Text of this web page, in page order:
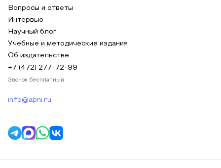
Вопросы и ответы
Интервью
Научный блог
Учебные и методические издания
Об издательстве
+7 (472) 277-72-99
Звонок бесплатный
info@apni.ru